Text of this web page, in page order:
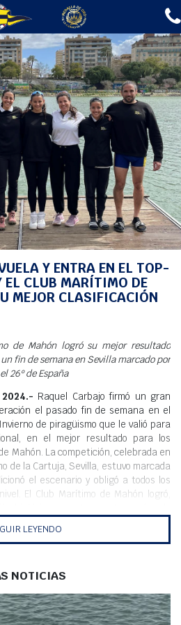
EL CLUB
ESCUELAS
A LA MAR 2026
REGATAS
GASOLINERA
NOTICIAS
CONTACTO
Fotos
Agenda
Webcam
> RAQUEL CARBAJO VUELA Y ENTRA EN EL
DE MAHÓN LOGRA SU MEJOR
Y ENTRA EN EL TOP-
EL CLUB MARÍTIMO DE
MEJOR CLASIFICACIÓN
de Mahón logró su mejor resultado
fin de semana en Sevilla marcado por
26º de España
Raquel Carbajo firmó un gran
el pasado fin de semana en el
de piragüismo que le valió para
en el mejor resultado para los
Mahón. La competición, celebrada en
de la Cartuja, Sevilla, estuvo marcada
el escenario y obligó a todos los
El Club Marítimo de Mahón logró,
salida sobre los 5.000 metros en
como segunda del segundo grupo
por su parte, logró su mejor
misma competición en la posición 38
LEYENDO
NOTICIAS